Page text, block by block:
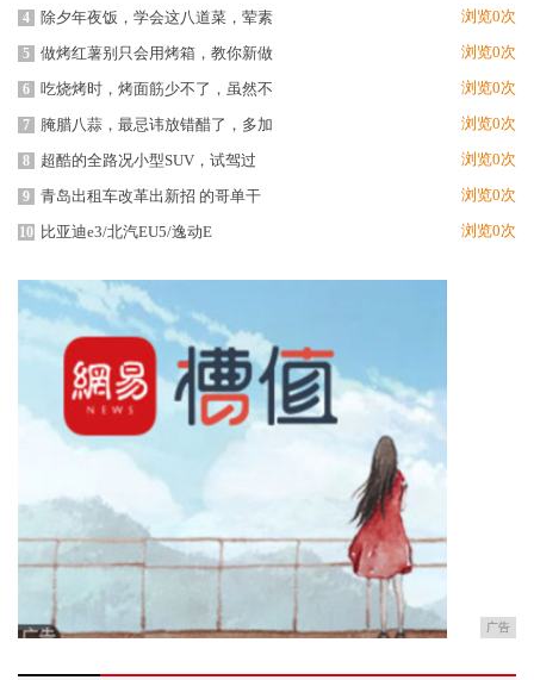
4 除夕年夜饭，学会这八道菜，荤素 浏览0次
5 做烤红薯别只会用烤箱，教你新做 浏览0次
6 吃烧烤时，烤面筋少不了，虽然不 浏览0次
7 腌腊八蒜，最忌讳放错醋了，多加 浏览0次
8 超酷的全路况小型SUV，试驾过 浏览0次
9 青岛出租车改革出新招 的哥单干 浏览0次
10 比亚迪e3/北汽EU5/逸动E 浏览0次
广告